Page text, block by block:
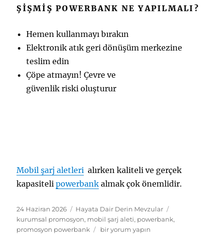
ŞIŞMIŞ POWERBANK NE YAPILMALI?
Hemen kullanmayı bırakın
Elektronik atık geri dönüşüm merkezine
teslim edin
Çöpe atmayın! Çevre ve
güvenlik riski oluşturur
Mobil şarj aletleri alırken kaliteli ve gerçek
kapasitelipowerbank almak çok önemlidir.
Yayın
tarihi
24 Haziran 2026 Kategoriler
Hayata Dair Derin Mevzular
kurumsal promosyon, mobil şarj aleti, powerbank,
promosyon powerbank
Power
bir yorum yapın